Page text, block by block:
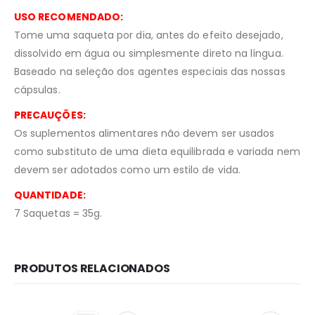
USO RECOMENDADO:
Tome uma saqueta por dia, antes do efeito desejado,
dissolvido em água ou simplesmente direto na língua.
Baseado na seleção dos agentes especiais das nossas
cápsulas.
PRECAUÇÕES:
Os suplementos alimentares não devem ser usados
como substituto de uma dieta equilibrada e variada nem
devem ser adotados como um estilo de vida.
QUANTIDADE:
7 Saquetas = 35g.
PRODUTOS RELACIONADOS